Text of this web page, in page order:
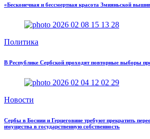
«Бесконечная и бессмертная красота Змияньской
Политика
В Республике Сербской проходят повторные выборы
Новости
Сербы в Боснии и Герцеговине требуют прекратить
имущества в государственную собственность